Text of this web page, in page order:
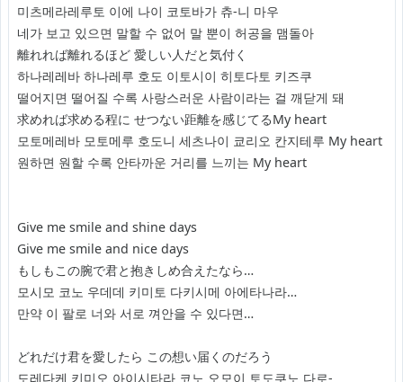
미츠메라레루토 이에 나이 코토바가 츄-니 마우
네가 보고 있으면 말할 수 없어 말 뿐이 허공을 맴돌아
離れれば離れるほど 愛しい人だと気付く
하나레레바 하나레루 호도 이토시이 히토다토 키즈쿠
떨어지면 떨어질 수록 사랑스러운 사람이라는 걸 깨닫게 돼
求めれば求める程に せつない距離を感じてるMy heart
모토메레바 모토메루 호도니 세츠나이 쿄리오 칸지테루 My heart
원하면 원할 수록 안타까운 거리를 느끼는 My heart
Give me smile and shine days
Give me smile and nice days
もしもこの腕で君と抱きしめ合えたなら…
모시모 코노 우데데 키미토 다키시메 아에타나라…
만약 이 팔로 너와 서로 껴안을 수 있다면…
どれだけ君を愛したら この想い届くのだろう
도레다케 키미오 아이시타라 코노 오모이 토도쿠노 다로-